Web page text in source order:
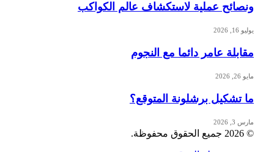
ونصائح عملية لاستكشاف عالم الكواكب
يوليو 16, 2026
مقابلة عامر دائما مع النجوم
مايو 26, 2026
ما تشكيل برشلونة المتوقع؟
مارس 3, 2026
© 2026 جميع الحقوق محفوظة.